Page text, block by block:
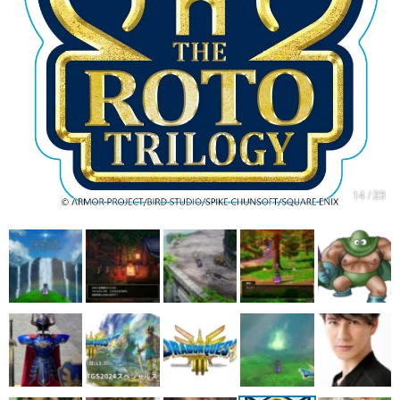
女性向け
アプリレビュー
その他
電ファミニコゲーマーとは？
運営：株式会社マレ
14 / 23